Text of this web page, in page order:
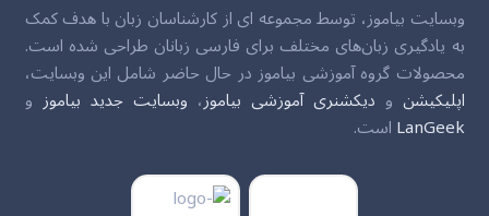
وبسایت بیاموز، توسط مجموعه ای از کارشناسان زبان با هدف کمک
به یادگیری زبان‌های مختلف برای فارسی زبانان طراحی شده است.
محصولات گروه آموزشی بیاموز در حال حاضر شامل این وبسایت،
اپلیکیشن و دیکشنری آموزشی بیاموز، وبسایت جدید بیاموز و
LanGeekاست.